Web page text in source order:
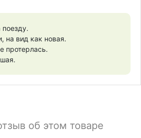
на вид как новая.
протерлась.
об этом товаре